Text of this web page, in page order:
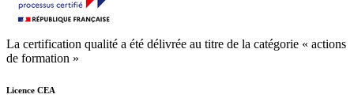
La certification qualité a été délivrée au titre de la catégorie « actions
de formation »
Licence CEA